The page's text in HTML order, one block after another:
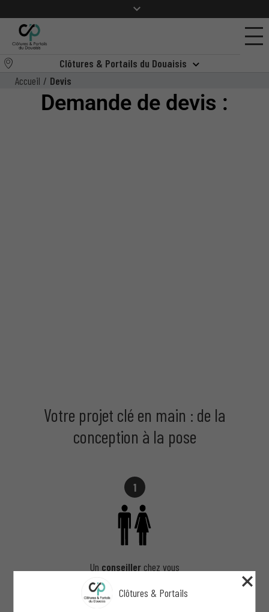
Clôtures & Portails du Douaisis
Accueil / Devis
Demande de devis :
Votre projet clé en main : de la
conception à la pose
1
Un conseillerchez vous
Clôtures & Portails